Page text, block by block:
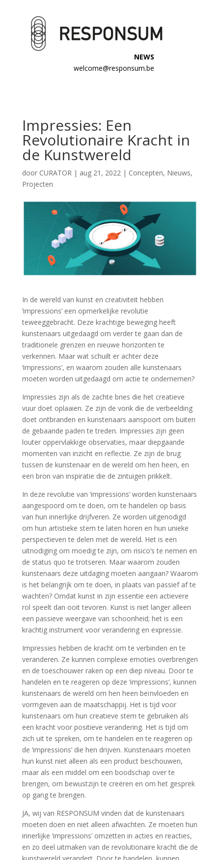
NEWS
welcome@responsum.be
Impressies: Een
Revolutionaire Kracht in
de Kunstwereld
door CURATOR| aug 21, 2022| Concepten, Nieuws,
Projecten
In de wereld van kunst en creativiteit hebben
‘impressions’ een opmerkelijke revolutie
teweeggebracht. Deze krachtige beweging heeft
kunstenaars uitgedaagd om verder te gaan dan de
traditionele grenzen en nieuwe horizonten te
verkennen. Maar wat schuilt er achter deze
‘impressions’, en waarom zouden alle kunstenaars
moeten worden uitgedaagd om actie te ondernemen?
Impressies zijn als de zachte bries die het creatieve
vuur doet oplaaien. Ze zijn de vonk die de verbeelding
doet ontbranden en kunstenaars aanspoort om buiten
de gebaande paden te treden. Impressies zijn geen
louter oppervlakkige observaties, maar diepgaande
momenten van inzicht en reflectie. Ze zijn de brug
tussen de kunstenaar en de wereld om hen heen, en
een bron van inspiratie die de zintuigen prikkelt.
In deze revolutie van ‘impressions’ worden kunstenaars
aangespoord om te doen, om te handelen op basis
van hun innerlijke drijfveren. Ze worden uitgenodigd
om hun artistieke stem te laten horen en hun unieke
perspectieven te delen met de wereld. Het is een
uitnodiging om moedig te zijn, om risico’s te nemen en
de status quo te trotseren. Maar waarom zouden
kunstenaars deze uitdaging moeten aangaan? Waarom
is het belangrijk om te doen, in plaats van passief af te
wachten? Omdat kunst in zijn essentie een actievere
rol speelt dan ooit tevoren. Kunst is niet langer alleen
een passieve weergave van schoonheid; het is een
krachtig instrument voor verandering en expressie.
Impressies hebben de kracht om te verbinden en te
veranderen. Ze kunnen complexe emoties overbrengen
en de toeschouwer raken op een diep niveau. Door te
handelen en te reageren op deze ‘impressions’, kunnen
kunstenaars de wereld om hen heen beïnvloeden en
vormgeven aan de maatschappij. Het is tijd voor
kunstenaars om hun creatieve stem te gebruiken als
een kracht voor positieve verandering. Het is tijd om
zich uit te spreken, om te handelen en te reageren op
de ‘impressions’ die hen drijven. Kunstenaars moeten
hun kunst niet alleen als een product beschouwen,
maar als een middel om een boodschap over te
brengen, om bewustzijn te creëren en om het gesprek
op gang te brengen.
JA, wij van RESPONSUM vinden dat de kunstenaars
moeten doen en niet alleen afwachten. Ze moeten hun
innerlijke ‘impressions’ omzetten in acties en reacties,
en zo deel uitmaken van de revolutionaire kracht die de